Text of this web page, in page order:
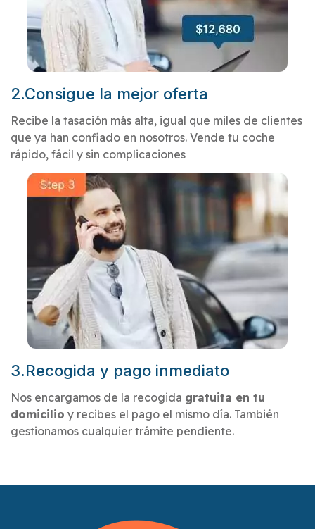
2.Consigue la mejor oferta
Recibe la tasación más alta, igual que miles de clientes
que ya han confiado en nosotros. Vende tu coche
rápido, fácil y sin complicaciones
3.Recogida y pago inmediato
Nos encargamos de la recogida gratuita en tu
domicilio y recibes el pago el mismo día. También
gestionamos cualquier trámite pendiente.